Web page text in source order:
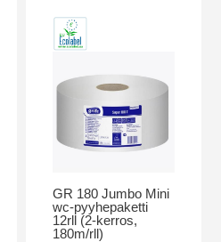
GR 180 Jumbo Mini
wc-pyyhepaketti
12rll (2-kerros,
180m/rll)